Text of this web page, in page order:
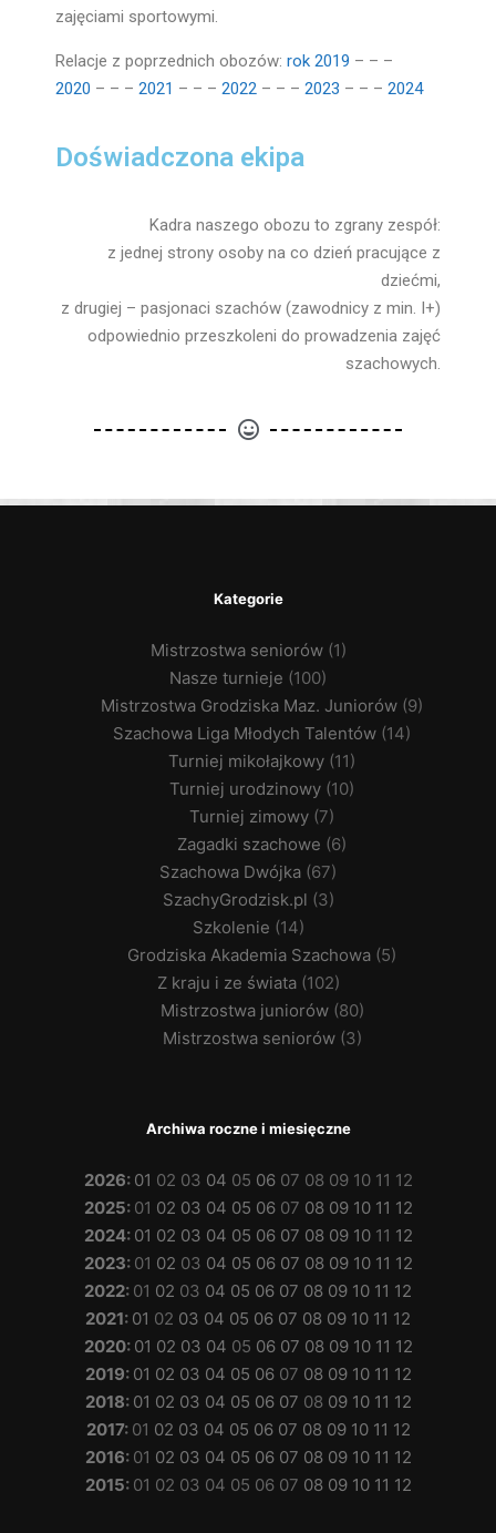
zajęciami sportowymi.
Relacje z poprzednich obozów: rok 2019 – – –
2020 – – – 2021 – – – 2022 – – – 2023 – – – 2024
Kadra naszego obozu to zgrany zespół:
z jednej strony osoby na co dzień pracujące z
dziećmi,
z drugiej – pasjonaci szachów (zawodnicy z min. I+)
odpowiednio przeszkoleni do prowadzenia zajęć
szachowych.
Doświadczona ekipa
Kategorie
Mistrzostwa seniorów(1)
Nasze turnieje (100)
Mistrzostwa Grodziska Maz. Juniorów (9)
Szachowa Liga Młodych Talentów (14)
Turniej mikołajkowy (11)
Turniej urodzinowy (10)
Turniej zimowy (7)
Zagadki szachowe (6)
Szachowa Dwójka (67)
SzachyGrodzisk.pl (3)
Szkolenie (14)
Grodziska Akademia Szachowa (5)
Z kraju i ze świata(102)
Mistrzostwa juniorów(80)
Mistrzostwa seniorów(3)
Archiwa roczne i miesięczne
2026: 01 02 03 04 05 06 07 08 09 10 11 12
2025: 01 02 03 04 05 06 07 08 09 10 11 12
2024: 01 02 03 04 05 06 07 08 09 10 11 12
2023: 01 02 03 04 05 06 07 08 09 10 11 12
2022: 01 02 03 04 05 06 07 08 09 10 11 12
2021: 01 02 03 04 05 06 07 08 09 10 11 12
2020: 01 02 03 04 05 06 07 08 09 10 11 12
2019: 01 02 03 04 05 06 07 08 09 10 11 12
2018: 01 02 03 04 05 06 07 08 09 10 11 12
2017: 01 02 03 04 05 06 07 08 09 10 11 12
2016: 01 02 03 04 05 06 07 08 09 10 11 12
2015: 01 02 03 04 05 06 07 08 09 10 11 12